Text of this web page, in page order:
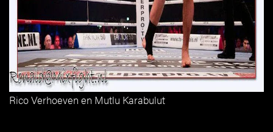
Rico Verhoeven en Mutlu Karabulut